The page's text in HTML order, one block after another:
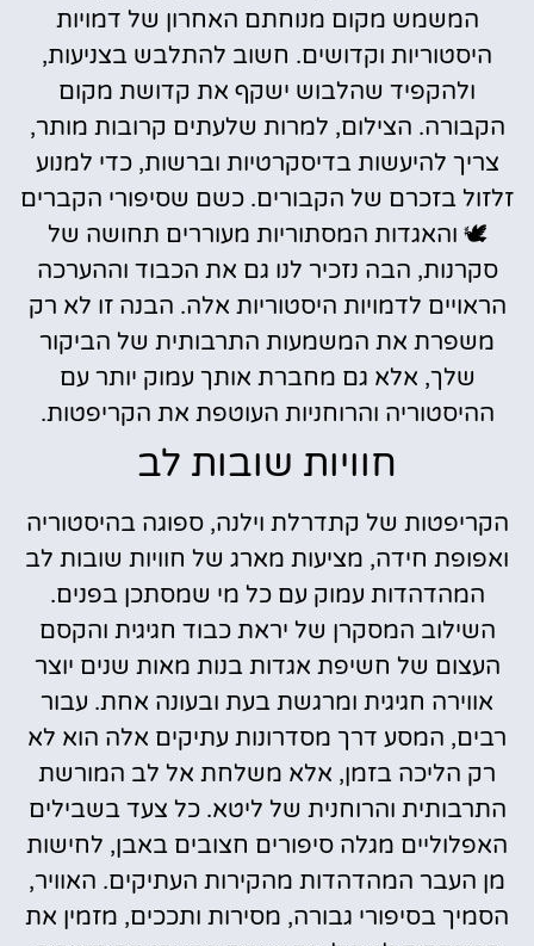
המשמש מקום מנוחתם האחרון של דמויות
היסטוריות וקדושים. חשוב להתלבש בצניעות,
ולהקפיד שהלבוש ישקף את קדושת מקום
הקבורה. הצילום, למרות שלעתים קרובות מותר,
צריך להיעשות בדיסקרטיות וברשות, כדי למנוע
זלזול בזכרם של הקבורים. כשם שסיפורי הקברים
🕊️ והאגדות המסתוריות מעוררים תחושה של
סקרנות, הבה נזכיר לנו גם את הכבוד וההערכה
הראויים לדמויות היסטוריות אלה. הבנה זו לא רק
משפרת את המשמעות התרבותית של הביקור
שלך, אלא גם מחברת אותך עמוק יותר עם
ההיסטוריה והרוחניות העוטפת את הקריפטות.
חוויות שובות לב
הקריפטות של קתדרלת וילנה, ספוגה בהיסטוריה
ואפופת חידה, מציעות מארג של חוויות שובות לב
המהדהדות עמוק עם כל מי שמסתכן בפנים.
השילוב המסקרן של יראת כבוד חגיגית והקסם
העצום של חשיפת אגדות בנות מאות שנים יוצר
אווירה חגיגית ומרגשת בעת ובעונה אחת. עבור
רבים, המסע דרך מסדרונות עתיקים אלה הוא לא
רק הליכה בזמן, אלא משלחת אל לב המורשת
התרבותית והרוחנית של ליטא. כל צעד בשבילים
האפלוליים מגלה סיפורים חצובים באבן, לחישות
מן העבר המהדהדות מהקירות העתיקים. האוויר,
הסמיך בסיפורי גבורה, מסירות ותככים, מזמין את